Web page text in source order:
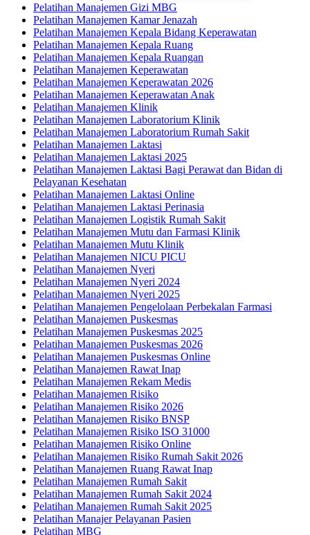
Pelatihan Manajemen Gizi MBG
Pelatihan Manajemen Kamar Jenazah
Pelatihan Manajemen Kepala Bidang Keperawatan
Pelatihan Manajemen Kepala Ruang
Pelatihan Manajemen Kepala Ruangan
Pelatihan Manajemen Keperawatan
Pelatihan Manajemen Keperawatan 2026
Pelatihan Manajemen Keperawatan Anak
Pelatihan Manajemen Klinik
Pelatihan Manajemen Laboratorium Klinik
Pelatihan Manajemen Laboratorium Rumah Sakit
Pelatihan Manajemen Laktasi
Pelatihan Manajemen Laktasi 2025
Pelatihan Manajemen Laktasi Bagi Perawat dan Bidan di
Pelayanan Kesehatan
Pelatihan Manajemen Laktasi Online
Pelatihan Manajemen Laktasi Perinasia
Pelatihan Manajemen Logistik Rumah Sakit
Pelatihan Manajemen Mutu dan Farmasi Klinik
Pelatihan Manajemen Mutu Klinik
Pelatihan Manajemen NICU PICU
Pelatihan Manajemen Nyeri
Pelatihan Manajemen Nyeri 2024
Pelatihan Manajemen Nyeri 2025
Pelatihan Manajemen Pengelolaan Perbekalan Farmasi
Pelatihan Manajemen Puskesmas
Pelatihan Manajemen Puskesmas 2025
Pelatihan Manajemen Puskesmas 2026
Pelatihan Manajemen Puskesmas Online
Pelatihan Manajemen Rawat Inap
Pelatihan Manajemen Rekam Medis
Pelatihan Manajemen Risiko
Pelatihan Manajemen Risiko 2026
Pelatihan Manajemen Risiko BNSP
Pelatihan Manajemen Risiko ISO 31000
Pelatihan Manajemen Risiko Online
Pelatihan Manajemen Risiko Rumah Sakit 2026
Pelatihan Manajemen Ruang Rawat Inap
Pelatihan Manajemen Rumah Sakit
Pelatihan Manajemen Rumah Sakit 2024
Pelatihan Manajemen Rumah Sakit 2025
Pelatihan Manajer Pelayanan Pasien
Pelatihan MBG